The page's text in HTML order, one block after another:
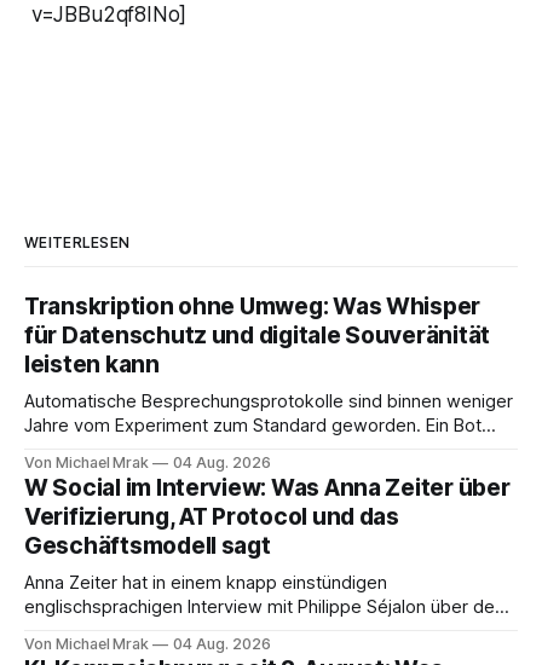
v=JBBu2qf8INo]
WEITERLESEN
Transkription ohne Umweg: Was Whisper
für Datenschutz und digitale Souveränität
leisten kann
Automatische Besprechungsprotokolle sind binnen weniger
Jahre vom Experiment zum Standard geworden. Ein Bot
Ende eine Zusammenfassung samt Aufgabenliste. Das
funktioniert gut. Die Frage, die regelmäßig untergeht, lautet:
Wo genau liegt das Audio, wer verarbeitet es und unter
welcher Rechtsgrundlage? Es gibt
Von Michael Mrak 04 Aug. 2026
W Social im Interview: Was Anna Zeiter über
Verifizierung, AT Protocol und das
Geschäftsmodell sagt
Anna Zeiter hat in einem knapp einstündigen
englischsprachigen Interview mit Philippe Séjalon über den
über zehn Jahre Datenschutzbeauftragte bei eBay und hat
Von Michael Mrak 04 Aug. 2026